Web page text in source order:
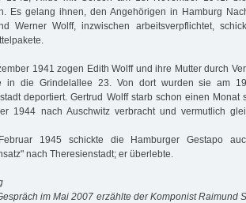
Es gelang ihnen, den Angehörigen in Hamburg
Werner Wolff, inzwischen arbeitsverpflichtet,
1941 zogen Edith Wolff und ihre Mutter durch
in die Grindelallee 23. Von dort wurden sie am
deportiert. Gertrud Wolff starb schon einen Monat
1944 nach Auschwitz verbracht und vermutlich
1945 schickte die Hamburger Gestapo
nach Theresienstadt; er überlebte.
im Mai 2007 erzählte der Komponist Raimund